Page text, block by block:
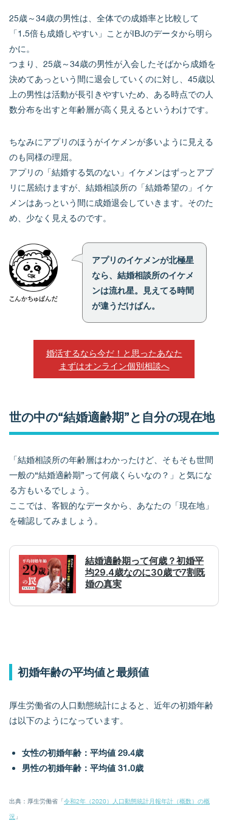
25歳～34歳の男性は、全体での成婚率と比較して
「1.5倍も成婚しやすい」ことがIBJのデータから明ら
かに。
つまり、25歳～34歳の男性が入会したそばから成婚を
決めてあっという間に退会していくのに対し、45歳以
上の男性は活動が長引きやすいため、ある時点での人
数分布を出すと年齢層が高く見えるというわけです。
ちなみにアプリのほうがイケメンが多いように見える
のも同様の理屈。
アプリの「結婚する気のない」イケメンはずっとアプ
リに居続けますが、結婚相談所の「結婚希望の」イケ
メンはあっという間に成婚退会していきます。そのた
め、少なく見えるのです。
アプリのイケメンが北極星
なら、結婚相談所のイケメ
ンは流れ星。見えてる時間
が違うだけぱん。
婚活するなら今だ！と思ったあなた
まずはオンライン個別相談へ
世の中の“結婚適齢期”と自分の現在地
「結婚相談所の年齢層はわかったけど、そもそも世間
一般の“結婚適齢期”って何歳くらいなの？」と気にな
る方もいるでしょう。
ここでは、客観的なデータから、あなたの「現在地」
を確認してみましょう。
初婚年齢の平均値と最頻値
厚生労働省の人口動態統計によると、近年の初婚年齢
は以下のようになっています。
女性の初婚年齢：平均値 29.4歳
男性の初婚年齢：平均値 31.0歳
出典：厚生労働省「令和2年（2020）人口動態統計月報年計（概数）の概
況 」